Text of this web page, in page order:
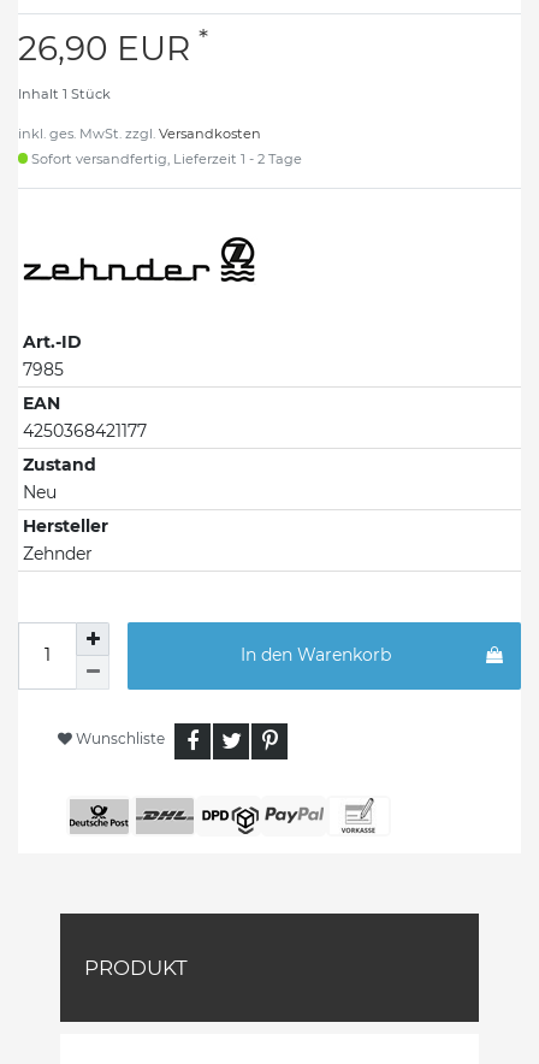
26,90 EUR *
Inhalt 1 Stück
inkl. ges. MwSt. zzgl. Versandkosten
Sofort versandfertig, Lieferzeit 1 - 2 Tage
Art.-ID
7985
EAN
4250368421177
Zustand
Neu
Hersteller
Zehnder
In den Warenkorb
Wunschliste
PRODUKT